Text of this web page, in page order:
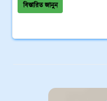
বিস্তারিত জানুন